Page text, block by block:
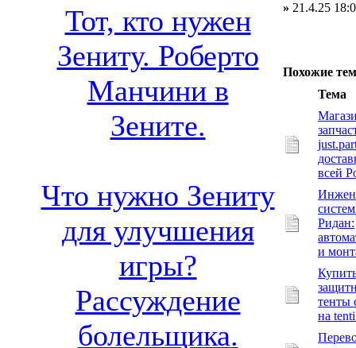
Тот, кто нужен
Зениту. Роберто
Манчини в
Зените.
Что нужно Зениту
для улучшения
игры?
Рассуждение
болельщика.
» 21.4.25
Похожие
Тема
всей
Ридан:
и
тенты
на